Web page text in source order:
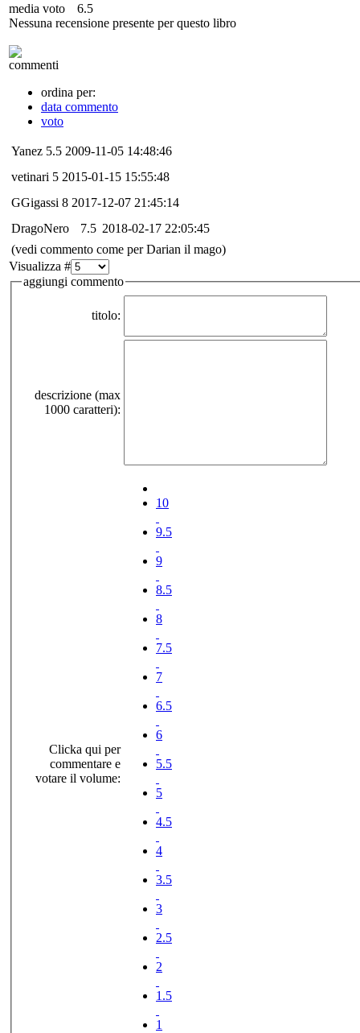
media voto
6.5
Nessuna recensione presente per questo libro
commenti
ordina per:
data commento
voto
Yanez 5.5 2009-11-05 14:48:46
vetinari 5 2015-01-15 15:55:48
GGigassi 8 2017-12-07 21:45:14
DragoNero
7.5 2018-02-17 22:05:45
(vedi commento come per Darian il mago)
Visualizza #
aggiungi commento
titolo:
descrizione (max
1000 caratteri):
Clicka qui per
commentare e
votare il volume:
10
9.5
9
8.5
8
7.5
7
6.5
6
5.5
5
4.5
4
3.5
3
2.5
2
1.5
1